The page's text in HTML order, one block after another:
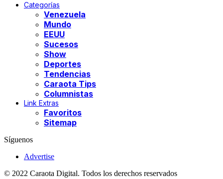
Categorías
Venezuela
Mundo
EEUU
Sucesos
Show
Deportes
Tendencias
Caraota Tips
Columnistas
Link Extras
Favoritos
Sitemap
Síguenos
Advertise
© 2022 Caraota Digital. Todos los derechos reservados